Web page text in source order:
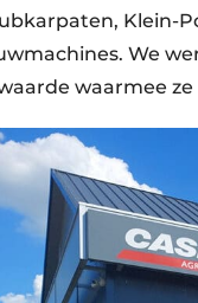
Klein-
We
waarmee